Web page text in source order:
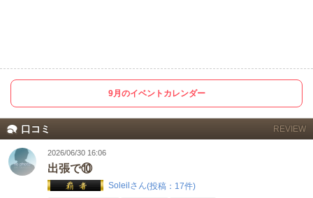
9月のイベントカレンダー
口コミ REVIEW
2026/06/30 16:06
出張で⑩
Soleilさん(投稿：17件)